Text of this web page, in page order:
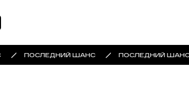
ПОСЛЕДНИЙ ШАНС ПОСЛЕДНИЙ ШАНС